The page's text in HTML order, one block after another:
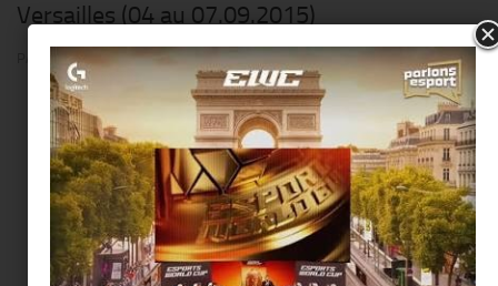
Versailles (04 au 07.09.2015)
THIERRY KER ·9 JANVIER 2018